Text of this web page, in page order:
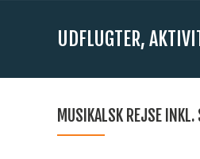
UDFLUGTER,
MUSIKALSK REJSE INKL.